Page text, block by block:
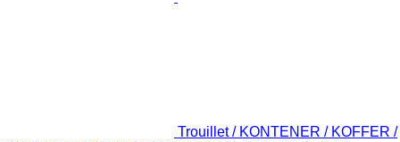
Trouillet / KONTENER / KOFFER /